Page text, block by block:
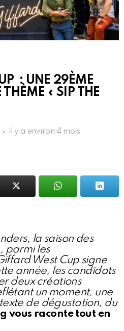
: UNE 29ÈME
« SIP THE
il y a environ 4 mois
la saison des
parmi les
West Cup signe
année, les candidats
deux créations
un moment, une
de dégustation, du
vous raconte tout en